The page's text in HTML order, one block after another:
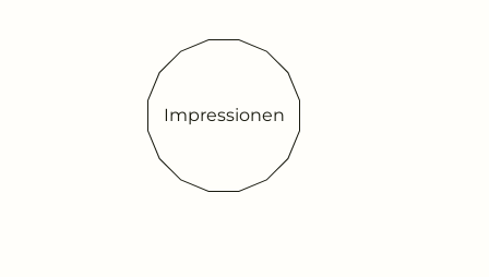
Impressionen